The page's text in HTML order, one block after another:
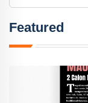
Featured